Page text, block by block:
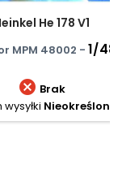
He 178 V1
MPM 48002 - 1/48
 Brak
Nieokreślony